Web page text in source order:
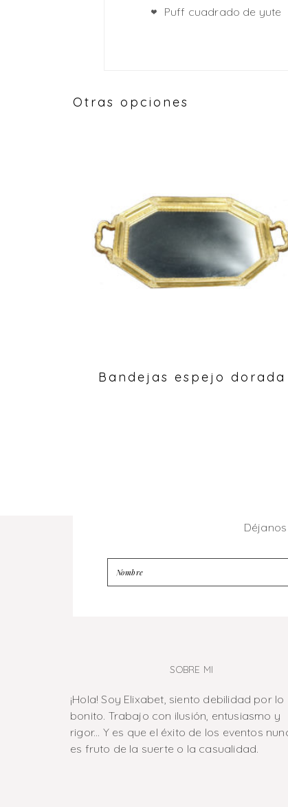
Puff cuadrado de yute
Otras opciones
Bandejas espejo dorada
SOBRE MI
¡Hola! Soy Elixabet, siento debilidad por lo
bonito. Trabajo con ilusión, entusiasmo y
rigor... Y es que el éxito de los eventos
es fruto de la suerte o la casualidad.